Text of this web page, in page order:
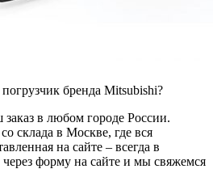
бренда Mitsubishi?
в любом городе России.
склада в Москве, где вся
на сайте – всегда в
через форму на сайте и мы свяжемся